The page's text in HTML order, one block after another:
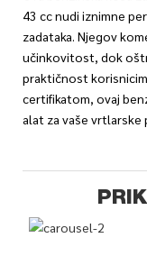
43 cc nudi iznimne
zadataka. Njegov
učinkovitost, dok
praktičnost
certifikatom, ovaj
alat za vaše vrtlarske